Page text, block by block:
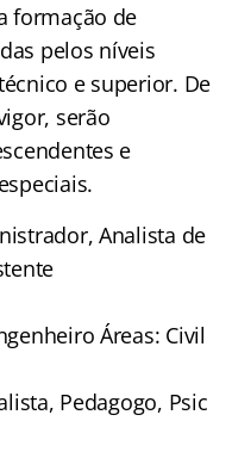
formação de
pelos níveis
e superior. De
serão
e
Analista de
Áreas: Civil
Pedagogo, Psic